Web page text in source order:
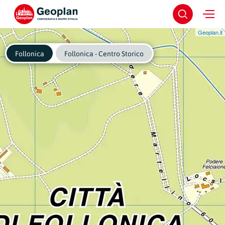
Geoplan.it
Follonica Follonica - Centro Storico